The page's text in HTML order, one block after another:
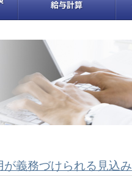
義務づけられる見込み